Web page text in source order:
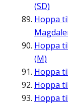
(SD)
Hoppa
Hoppa
(M)
Hoppa
Hoppa
Hoppa